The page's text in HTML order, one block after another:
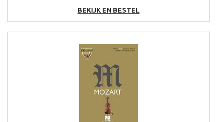
BEKIJK EN BESTEL